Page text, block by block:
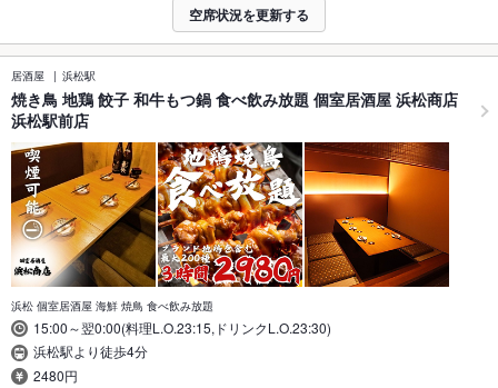
空席状況を更新する
居酒屋 浜松駅
焼き鳥 地鶏 餃子 和牛もつ鍋 食べ飲み放題 個室居酒屋 浜松商店
浜松駅前店
浜松 個室居酒屋 海鮮 焼鳥 食べ飲み放題
15:00～翌0:00(料理L.O.23:15,ドリンクL.O.23:30)
浜松駅より徒歩4分
2480円